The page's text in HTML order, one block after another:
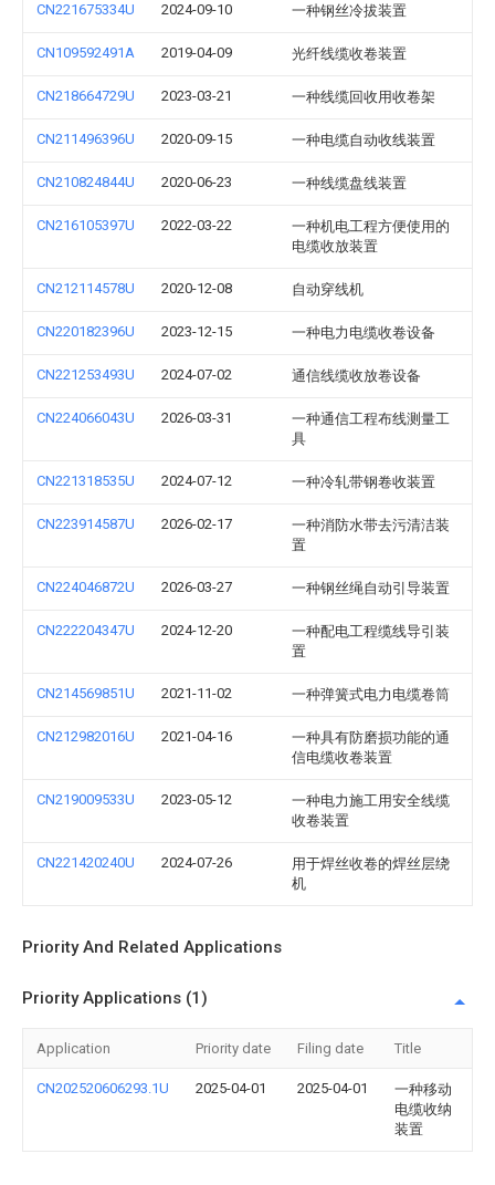
CN221675334U 2024-09-10 一种钢丝冷拔装置
CN109592491A 2019-04-09 光纤线缆收卷装置
CN218664729U 2023-03-21 一种线缆回收用收卷架
CN211496396U 2020-09-15 一种电缆自动收线装置
CN210824844U 2020-06-23 一种线缆盘线装置
CN216105397U 2022-03-22
一种机电工程方便使用的
电缆收放装置
CN212114578U 2020-12-08 自动穿线机
CN220182396U 2023-12-15 一种电力电缆收卷设备
CN221253493U 2024-07-02 通信线缆收放卷设备
CN224066043U 2026-03-31
一种通信工程布线测量工
具
CN221318535U 2024-07-12 一种冷轧带钢卷收装置
CN223914587U 2026-02-17
一种消防水带去污清洁装
置
CN224046872U 2026-03-27 一种钢丝绳自动引导装置
CN222204347U 2024-12-20
一种配电工程缆线导引装
置
CN214569851U 2021-11-02 一种弹簧式电力电缆卷筒
CN212982016U 2021-04-16
一种具有防磨损功能的通
信电缆收卷装置
CN219009533U 2023-05-12
一种电力施工用安全线缆
收卷装置
CN221420240U 2024-07-26
用于焊丝收卷的焊丝层绕
机
Priority And Related Applications
Priority Applications (1)
Application Priority date Filing date Title
CN202520606293.1U 2025-04-01 2025-04-01
一种移动
电缆收纳
装置